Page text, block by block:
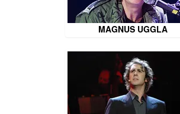
MAGNUS UGGLA